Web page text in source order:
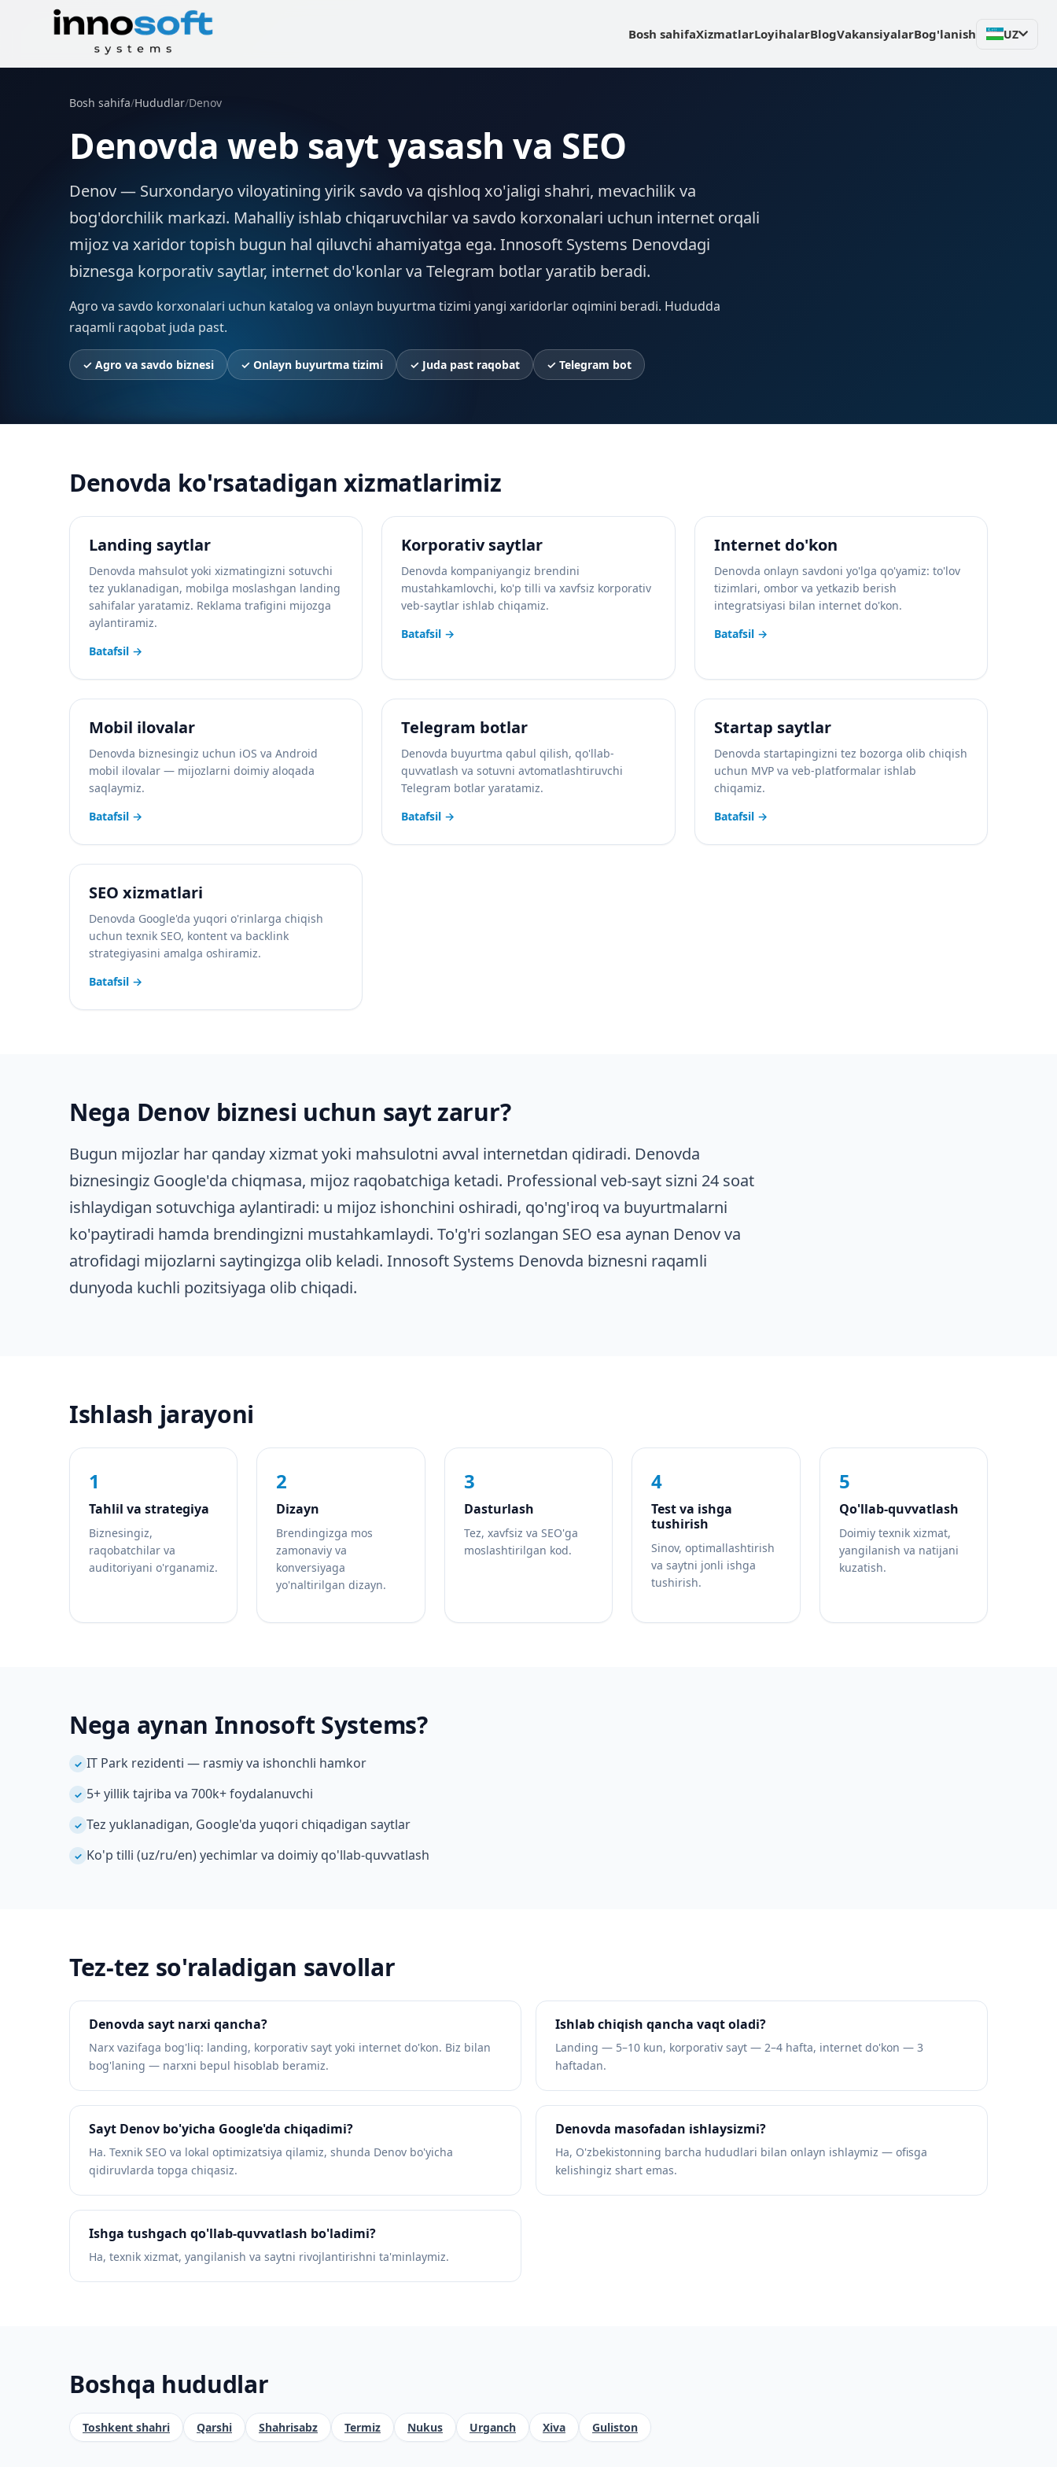
Bosh sahifaXizmatlarLoyihalarBlogVakansiyalarBog'lanish UZ
Bosh sahifa/Hududlar/Denov
Denovda web sayt yasash va SEO
Denov — Surxondaryo viloyatining yirik savdo va qishloq xo'jaligi shahri, mevachilik va
bog'dorchilik markazi. Mahalliy ishlab chiqaruvchilar va savdo korxonalari uchun internet orqali
mijoz va xaridor topish bugun hal qiluvchi ahamiyatga ega. Innosoft Systems Denovdagi
biznesga korporativ saytlar, internet do'konlar va Telegram botlar yaratib beradi.
Agro va savdo korxonalari uchun katalog va onlayn buyurtma tizimi yangi xaridorlar oqimini beradi. Hududda
raqamli raqobat juda past.
✓ Agro va savdo biznesi ✓ Onlayn buyurtma tizimi ✓ Juda past raqobat ✓ Telegram bot
Denovda ko'rsatadigan xizmatlarimiz
Landing saytlar
Denovda mahsulot yoki xizmatingizni sotuvchi
tez yuklanadigan, mobilga moslashgan landing
sahifalar yaratamiz. Reklama trafigini mijozga
aylantiramiz.
Batafsil →
Korporativ saytlar
Denovda kompaniyangiz brendini
mustahkamlovchi, ko'p tilli va xavfsiz korporativ
veb-saytlar ishlab chiqamiz.
Batafsil →
Internet do'kon
Denovda onlayn savdoni yo'lga qo'yamiz: to'lov
tizimlari, ombor va yetkazib berish
integratsiyasi bilan internet do'kon.
Batafsil→
Mobil ilovalar
Denovda biznesingiz uchun iOS va Android
mobil ilovalar — mijozlarni doimiy aloqada
saqlaymiz.
Batafsil →
Telegram botlar
Denovda buyurtma qabul qilish, qo'llab-
quvvatlash va sotuvni avtomatlashtiruvchi
Telegram botlar yaratamiz.
Batafsil →
Startap saytlar
Denovda startapingizni tez bozorga olib chiqish
uchun MVP va veb-platformalar ishlab
chiqamiz.
Batafsil→
SEO xizmatlari
Denovda Google'da yuqori o'rinlarga chiqish
uchun texnik SEO, kontent va backlink
strategiyasini amalga oshiramiz.
Batafsil →
Nega Denov biznesi uchun sayt zarur?
Bugun mijozlar har qanday xizmat yoki mahsulotni avval internetdan qidiradi. Denovda
biznesingiz Google'da chiqmasa, mijoz raqobatchiga ketadi. Professional veb-sayt sizni 24 soat
ishlaydigan sotuvchiga aylantiradi: u mijoz ishonchini oshiradi, qo'ng'iroq va buyurtmalarni
ko'paytiradi hamda brendingizni mustahkamlaydi. To'g'ri sozlangan SEO esa aynan Denov va
atrofidagi mijozlarni saytingizga olib keladi. Innosoft Systems Denovda biznesni raqamli
dunyoda kuchli pozitsiyaga olib chiqadi.
Ishlash jarayoni
1
Tahlil va strategiya
Biznesingiz,
raqobatchilar va
auditoriyani o'rganamiz.
2
Dizayn
Brendingizga mos
zamonaviy va
konversiyaga
yo'naltirilgan dizayn.
3
Dasturlash
Tez, xavfsiz va SEO'ga
moslashtirilgan kod.
4
Test va ishga
tushirish
Sinov, optimallashtirish
va saytni jonli ishga
tushirish.
5
Qo'llab-quvvatlash
Doimiy texnik xizmat,
yangilanish va natijani
kuzatish.
Nega aynan Innosoft Systems?
✓ IT Park rezidenti — rasmiy va ishonchli hamkor
✓ 5+ yillik tajriba va 700k+ foydalanuvchi
✓ Tez yuklanadigan, Google'da yuqori chiqadigan saytlar
✓ Ko'p tilli (uz/ru/en) yechimlar va doimiy qo'llab-quvvatlash
Tez-tez so'raladigan savollar
Denovda sayt narxi qancha?
Narx vazifaga bog'liq: landing, korporativ sayt yoki internet do'kon. Biz bilan
bog'laning — narxni bepul hisoblab beramiz.
Ishlab chiqish qancha vaqt oladi?
Landing — 5–10 kun, korporativ sayt — 2–4 hafta, internet do'kon — 3
haftadan.
Sayt Denov bo'yicha Google'da chiqadimi?
Ha. Texnik SEO va lokal optimizatsiya qilamiz, shunda Denov bo'yicha
qidiruvlarda topga chiqasiz.
Denovda masofadan ishlaysizmi?
Ha, O'zbekistonning barcha hududlari bilan onlayn ishlaymiz — ofisga
kelishingiz shart emas.
Ishga tushgach qo'llab-quvvatlash bo'ladimi?
Ha, texnik xizmat, yangilanish va saytni rivojlantirishni ta'minlaymiz.
Boshqa hududlar
Toshkent shahri Qarshi Shahrisabz Termiz Nukus Urganch Xiva Guliston